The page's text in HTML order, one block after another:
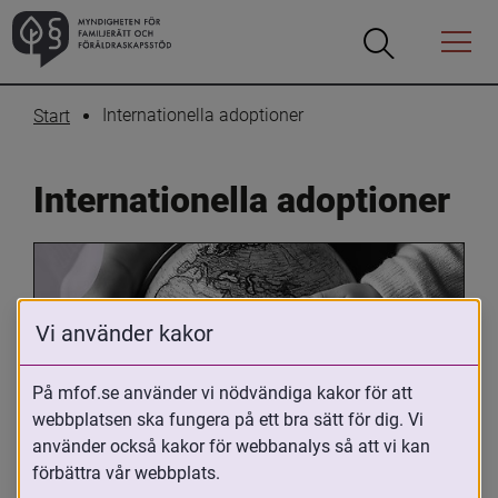
Öppna
Öppna
Menyn
Start Internationella adoptioner
Internationella adoptioner
Oavsett om du är adopterad,
adoptivförälder eller arbetar med
Vi använder kakor
På mfof.se använder vi nödvändiga kakor för att
webbplatsen ska fungera på ett bra sätt för dig. Vi
använder också kakor för webbanalys så att vi kan
förbättra vår webbplats.